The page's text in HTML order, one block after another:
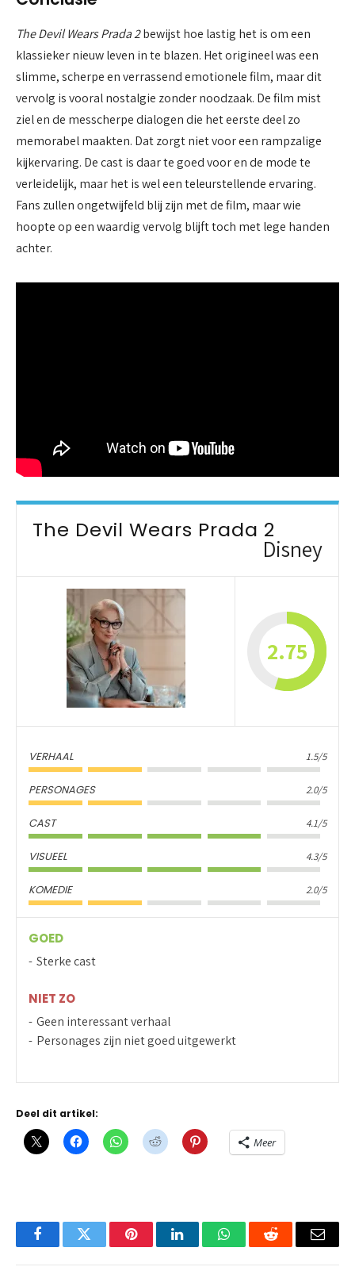
The Devil Wears Prada 2bewijst hoe lastig het is om een
klassieker nieuw leven in te blazen. Het origineel was een
slimme, scherpe en verrassend emotionele film, maar dit
vervolg is vooral nostalgie zonder noodzaak. De film mist
ziel en de messcherpe dialogen die het eerste deel zo
memorabel maakten. Dat zorgt niet voor een rampzalige
kijkervaring. De cast is daar te goed voor en de mode te
verleidelijk, maar het is wel een teleurstellende ervaring.
Fans zullen ongetwijfeld blij zijn met de film, maar wie
hoopte op een waardig vervolg blijft toch met lege handen
achter.
The Devil Wears Prada 2
Disney
2.75
VERHAAL 1.5/5
PERSONAGES 2.0/5
CAST 4.1/5
VISUEEL 4.3/5
KOMEDIE 2.0/5
GOED
Sterke cast
NIET ZO
Geen interessant verhaal
Personages zijn niet goed uitgewerkt
Deel dit artikel:
Meer
FacebookTwitter PinterestLinkedInWhatsAppReddit Email